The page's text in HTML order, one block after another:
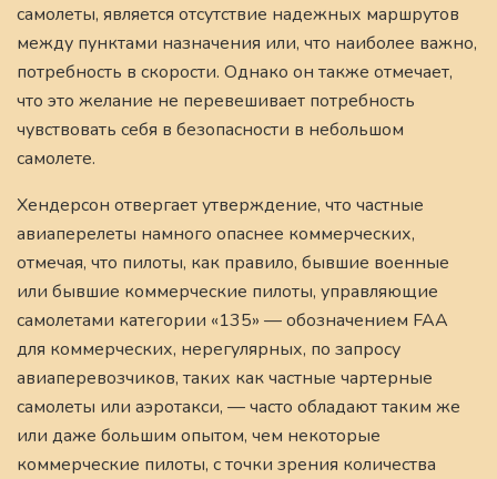
самолеты, является отсутствие надежных маршрутов
между пунктами назначения или, что наиболее важно,
потребность в скорости. Однако он также отмечает,
что это желание не перевешивает потребность
чувствовать себя в безопасности в небольшом
самолете.
Хендерсон отвергает утверждение, что частные
авиаперелеты намного опаснее коммерческих,
отмечая, что пилоты, как правило, бывшие военные
или бывшие коммерческие пилоты, управляющие
самолетами категории «135» — обозначением FAA
для коммерческих, нерегулярных, по запросу
авиаперевозчиков, таких как частные чартерные
самолеты или аэротакси, — часто обладают таким же
или даже большим опытом, чем некоторые
коммерческие пилоты, с точки зрения количества